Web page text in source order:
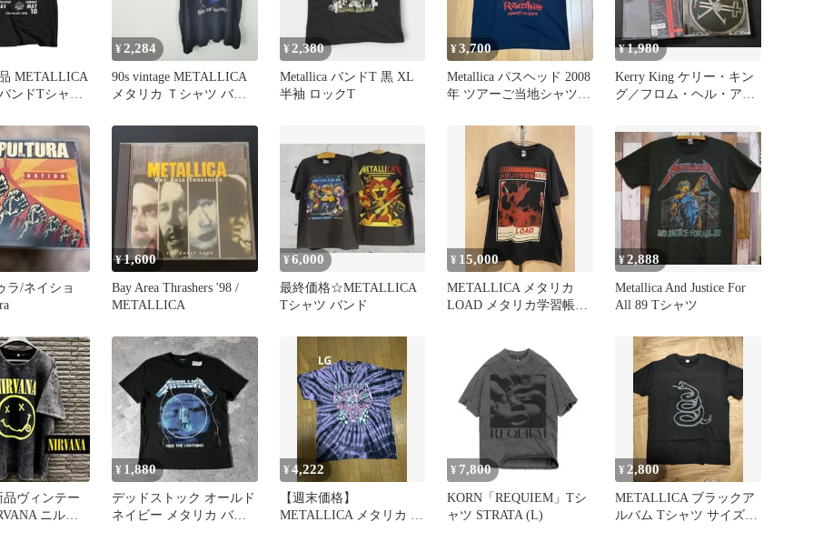
METALLICA
ンドTシャツ
ス
¥2,284
90s vintage METALLICA
メタリカ Ｔシャツ バン
¥2,380
Metallica バンドT 黒 XL
半袖 ロックT
¥3,700
Metallica パスヘッド 2008
年 ツアーご当地シャツ
¥1,980
Kerry King ケリー・キン
グ／フロム・ヘル・ア
ラ/ネイショ
¥1,600
Bay Area Thrashers '98 /
METALLICA
¥6,000
最終価格☆METALLICA
Tシャツ バンド
¥ 15,000
METALLICA メタリカ
LOAD メタリカ学習帳
¥2,888
Metallica And Justice For
All 89 Tシャツ
品ヴィンテー
ニルヴ
¥ 1,880
デッドストック オールド
ネイビー メタリカ バン
¥4,222
【週末価格】
METALLICA メタリカ バ
¥ 7,800
KORN「REQUIEM」Tシ
ャツ STRATA (L)
¥2,800
METALLICA ブラックア
ルバム Tシャツ サイズ